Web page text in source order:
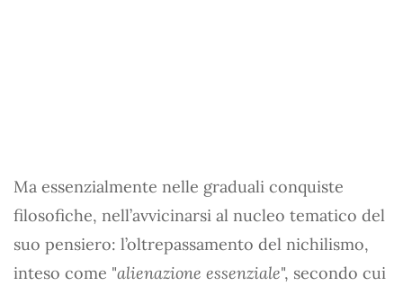
Ma essenzialmente nelle graduali conquiste
filosofiche, nell’avvicinarsi al nucleo tematico del
suo pensiero: l’oltrepassamento del nichilismo,
inteso come "alienazione essenziale", secondo cui